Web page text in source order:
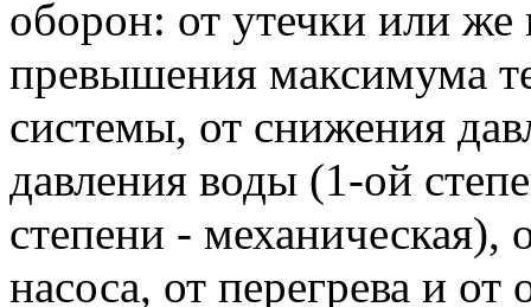
оборон: от утечки или же
превышения максимума
системы, от снижения
давления воды (1-ой
степени - механическая),
насоса, от перегрева и